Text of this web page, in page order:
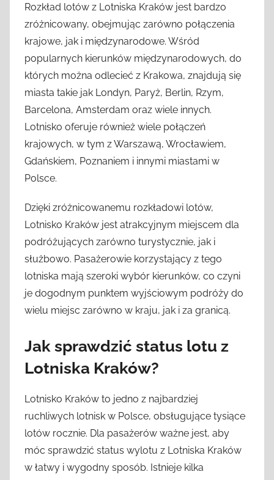
Rozkład lotów z Lotniska Kraków jest bardzo
zróżnicowany, obejmując zarówno połączenia
krajowe, jak i międzynarodowe. Wśród
popularnych kierunków międzynarodowych, do
których można odlecieć z Krakowa, znajdują się
miasta takie jak Londyn, Paryż, Berlin, Rzym,
Barcelona, Amsterdam oraz wiele innych.
Lotnisko oferuje również wiele połączeń
krajowych, w tym z Warszawą, Wrocławiem,
Gdańskiem, Poznaniem i innymi miastami w
Polsce.
Dzięki zróżnicowanemu rozkładowi lotów,
Lotnisko Kraków jest atrakcyjnym miejscem dla
podróżujących zarówno turystycznie, jak i
służbowo. Pasażerowie korzystający z tego
lotniska mają szeroki wybór kierunków, co czyni
je dogodnym punktem wyjściowym podróży do
wielu miejsc zarówno w kraju, jak i za granicą.
Jak sprawdzić status lotu z
Lotniska Kraków?
Lotnisko Kraków to jedno z najbardziej
ruchliwych lotnisk w Polsce, obsługujące tysiące
lotów rocznie. Dla pasażerów ważne jest, aby
móc sprawdzić status wylotu z Lotniska Kraków
w łatwy i wygodny sposób. Istnieje kilka